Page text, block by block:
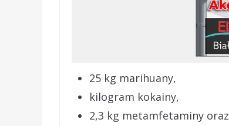
25 kg marihuany,
kilogram kokainy,
2,3 kg metamfetaminy oraz